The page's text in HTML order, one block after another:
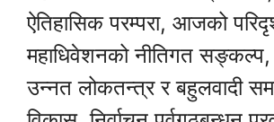
ऐतिहासिक परम्परा, आजको
महाधिवेशनको नीतिगत सङ्कल्प,
उन्नत लोकतन्त्र र बहुलवादी